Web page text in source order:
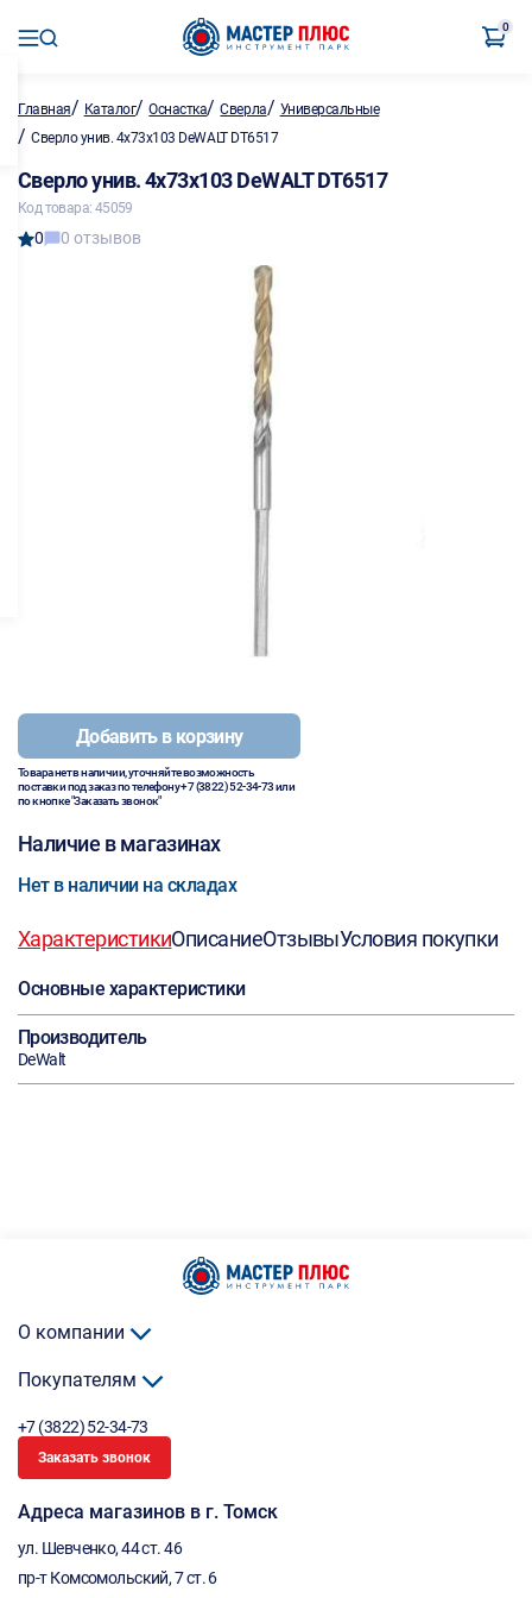
0
Главная/ Каталог/Оснастка/Сверла/ Универсальные
/ Сверло унив. 4х73х103 DeWALT DT6517
Сверло унив. 4х73х103 DeWALT DT6517
Код товара: 45059
0 0 отзывов
Добавить в корзину
Товара нет в наличии, уточняйте возможность
поставки под заказ по телефону+7 (3822) 52-34-73или
по кнопке "Заказать звонок"
Наличие в магазинах
Нет в наличии на складах
ХарактеристикиОписаниеОтзывыУсловия покупки
Основные характеристики
Производитель
DeWalt
О компании
Покупателям
+7 (3822) 52-34-73
Заказать звонок
Адреса магазинов в г. Томск
ул. Шевченко, 44 ст. 46
пр-т Комсомольский, 7 ст. 6